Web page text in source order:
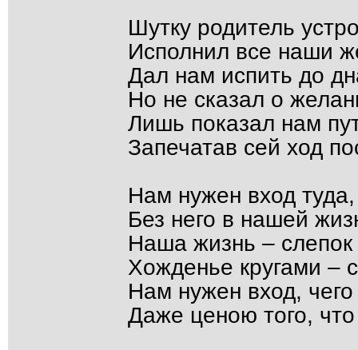
Шутку родитель
Исполнил все наши
Дал нам испить до
Но не сказал о
Лишь показал нам
Запечатав сей ход
Нам нужен вход
Без него в нашей
Наша жизнь – слепок
Хожденье кругами –
Нам нужен вход,
Даже ценою того,